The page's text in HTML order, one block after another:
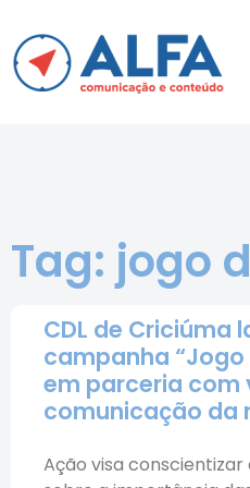
Tag: jogo
CDL de Criciúma
campanha “Jogo
em parceria com
comunicação da
Ação visa